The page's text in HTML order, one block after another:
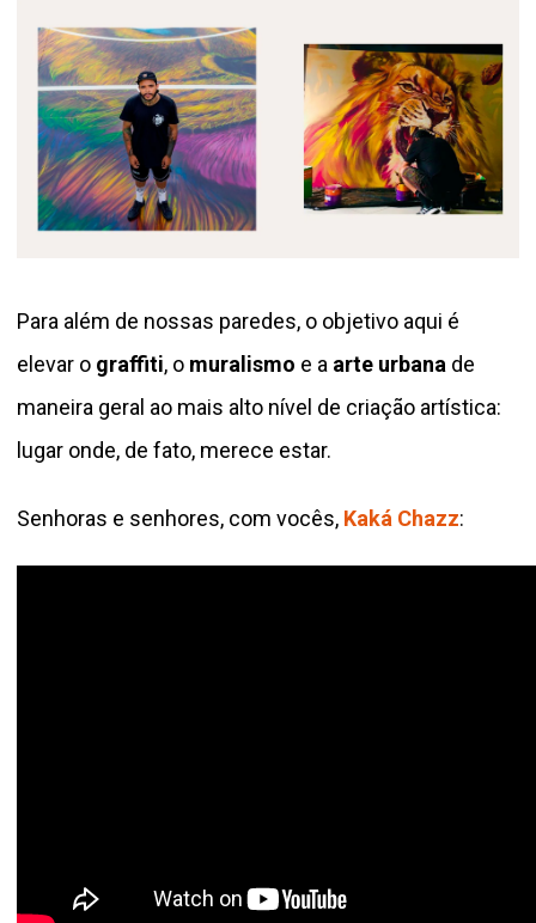
Para além de nossas paredes, o objetivo aqui é
elevar o graffiti, o muralismo e a arte urbana de
maneira geral ao mais alto nível de criação artística:
lugar onde, de fato, merece estar.
Senhoras e senhores, com vocês, Kaká Chazz: